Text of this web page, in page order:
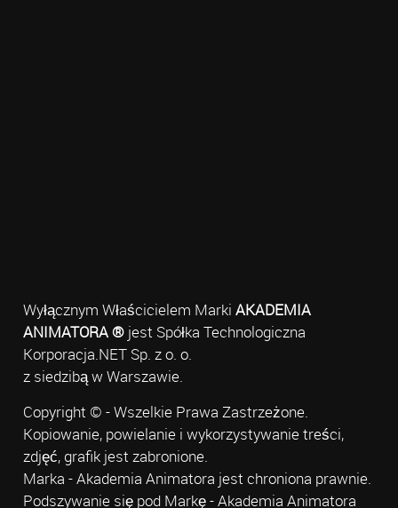
Wyłącznym Właścicielem Marki AKADEMIA
ANIMATORA ®jest Spółka Technologiczna
Korporacja.NET Sp. z o. o.
z siedzibą w Warszawie.
Copyright © - Wszelkie Prawa Zastrzeżone.
Kopiowanie, powielanie i wykorzystywanie treści,
zdjęć, grafik jest zabronione.
Marka - Akademia Animatora jest chroniona prawnie.
Podszywanie się pod Markę - Akademia Animatora